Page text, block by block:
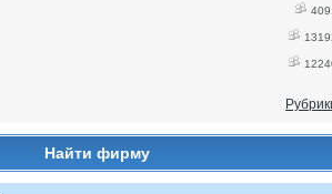
Найти фирму